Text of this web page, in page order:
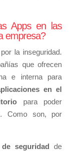
Apps en las
empresa?
la inseguridad.
que ofrecen
e interna para
en el
para poder
Como son, por
seguridad de